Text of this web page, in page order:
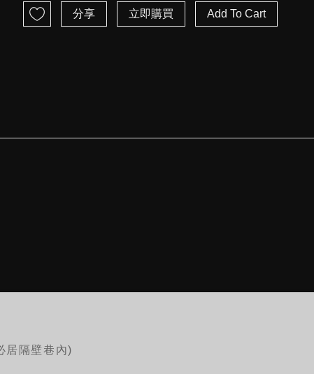
分享 立即購買 Add To Cart
居隔壁巷內)